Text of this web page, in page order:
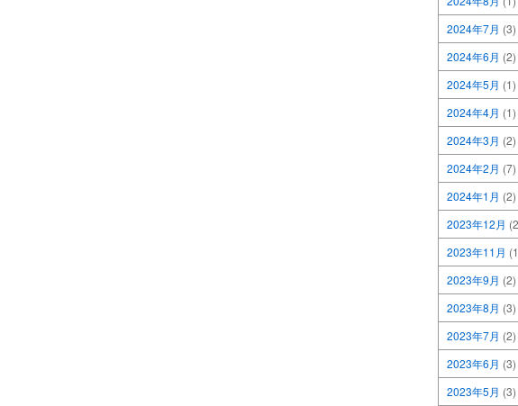
2024年7月 (3)
2024年6月 (2)
2024年5月 (1)
2024年4月 (1)
2024年3月 (2)
2024年2月 (7)
2024年1月 (2)
2023年12月
2023年11月
2023年9月 (2)
2023年8月 (3)
2023年7月 (2)
2023年6月 (3)
2023年5月 (3)